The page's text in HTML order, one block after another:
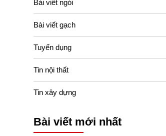
Bài viết ngói
Bài viết gạch
Tuyển dụng
Tin nội thất
Tin xây dựng
Bài viết mới nhất